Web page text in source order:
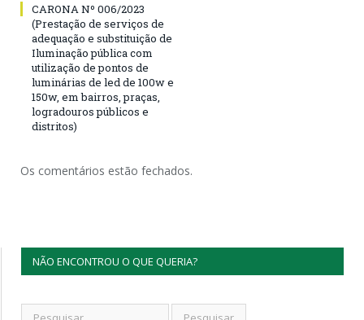
CARONA Nº 006/2023
(Prestação de serviços de
adequação e substituição de
Iluminação pública com
utilização de pontos de
luminárias de led de 100w e
150w, em bairros, praças,
logradouros públicos e
distritos)
Os comentários estão fechados.
NÃO ENCONTROU O QUE QUERIA?